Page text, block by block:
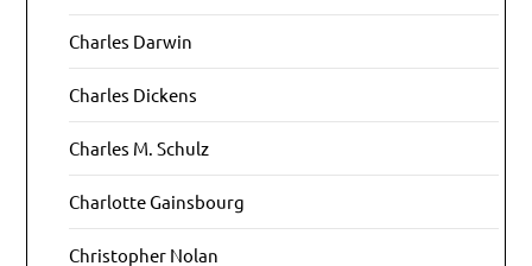
Charles Darwin
Charles Dickens
Charles M. Schulz
Charlotte Gainsbourg
Christopher Nolan